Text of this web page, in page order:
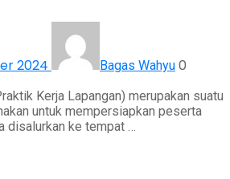
2024 Bagas Wahyu 0
Kerja Lapangan) merupakan suatu
untuk mempersiapkan peserta
ke tempat …